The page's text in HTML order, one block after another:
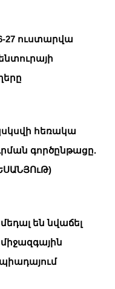
27 ուստարվա
հեռակա
գործընթացը.
են նվաճել